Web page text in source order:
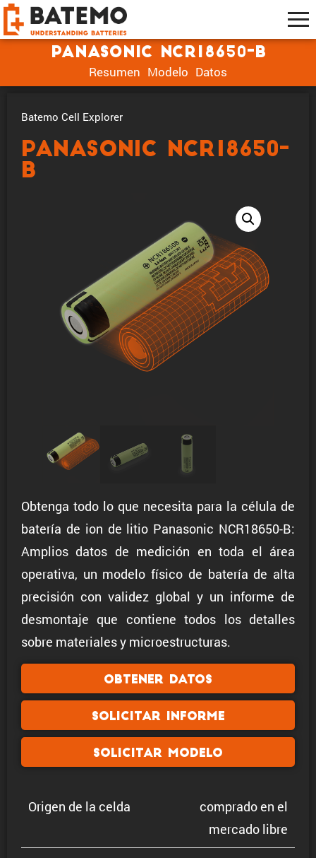
Panasonic NCR18650-B
Resumen Modelo Datos
Batemo Cell Explorer
Panasonic NCR18650-
B
Obtenga todo lo que necesita para la célula de
batería de ion de litio Panasonic NCR18650-B:
Amplios datos de medición en toda el área
operativa, un modelo físico de batería de alta
precisión con validez global y un informe de
desmontaje que contiene todos los detalles
sobre materiales y microestructuras.
Obtener datos
Solicitar informe
Solicitar modelo
Origen de la celda
comprado en el
mercado libre